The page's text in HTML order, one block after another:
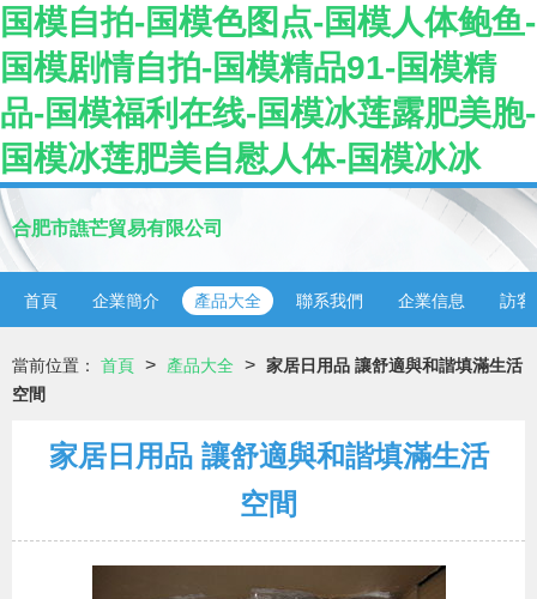
国模自拍-国模色图点-国模人体鲍鱼-
国模剧情自拍-国模精品91-国模精
品-国模福利在线-国模冰莲露肥美胞-
国模冰莲肥美自慰人体-国模冰冰
合肥市譙芒貿易有限公司
首頁 企業簡介 產品大全 聯系我們 企業信息 訪客
當前位置： 首頁 > 產品大全 > 家居日用品 讓舒適與和諧填滿生活
空間
家居日用品 讓舒適與和諧填滿生活
空間